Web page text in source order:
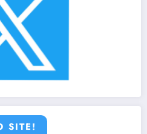
SITE!